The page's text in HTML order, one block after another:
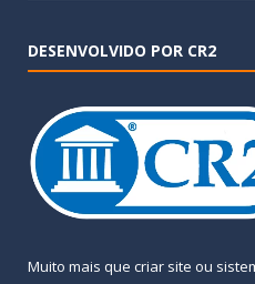
DESENVOLVIDO POR CR2
Muito mais que criar site ou